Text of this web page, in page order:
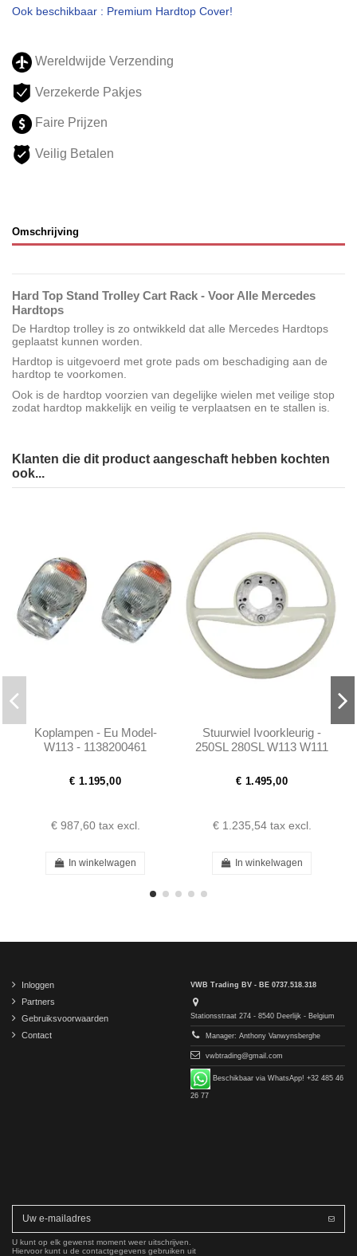
Ook beschikbaar : Premium Hardtop Cover!
Wereldwijde Verzending
Verzekerde Pakjes
Faire Prijzen
Veilig Betalen
Omschrijving
Hard Top Stand Trolley Cart Rack - Voor Alle Mercedes
Hardtops
De Hardtop trolley is zo ontwikkeld dat alle Mercedes Hardtops
geplaatst kunnen worden.
Hardtop is uitgevoerd met grote pads om beschadiging aan de
hardtop te voorkomen.
Ook is de hardtop voorzien van degelijke wielen met veilige stop
zodat hardtop makkelijk en veilig te verplaatsen en te stallen is.
Klanten die dit product aangeschaft hebben kochten
ook...
Koplampen - Eu Model-
W113 - 1138200461
€ 1.195,00
€ 987,60 tax excl.
In winkelwagen
Stuurwiel Ivoorkleurig -
250SL 280SL W113 W111
€ 1.495,00
€ 1.235,54 tax excl.
In winkelwagen
Inloggen
Partners
Gebruiksvoorwaarden
Contact
VWB Trading BV - BE 0737.518.318
Stationsstraat 274 - 8540 Deerlijk - Belgium
Manager: Anthony Vanwynsberghe
vwbtrading@gmail.com
Beschikbaar via WhatsApp! +32 485 46
26 77
U kunt op elk gewenst moment weer uitschrijven.
Hiervoor kunt u de contactgegevens gebruiken uit